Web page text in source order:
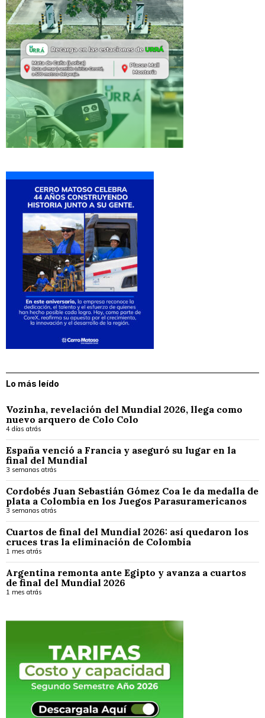
Lo más leído
Vozinha, revelación del Mundial 2026, llega como
nuevo arquero de Colo Colo
4 días atrás
España venció a Francia y aseguró su lugar en la
final del Mundial
3 semanas atrás
Cordobés Juan Sebastián Gómez Coa le da medalla de
plata a Colombia en los Juegos Parasuramericanos
3 semanas atrás
Cuartos de final del Mundial 2026: así quedaron los
cruces tras la eliminación de Colombia
1 mes atrás
Argentina remonta ante Egipto y avanza a cuartos
de final del Mundial 2026
1 mes atrás